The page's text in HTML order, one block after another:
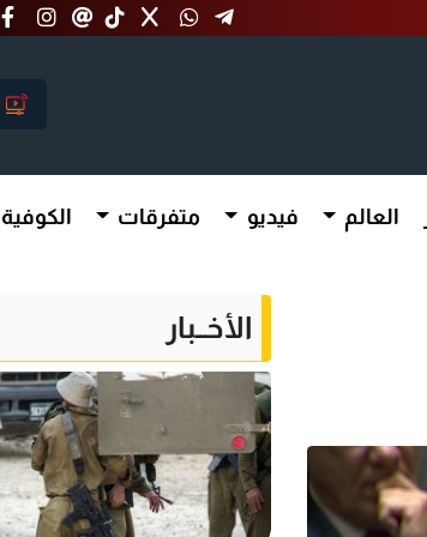
العالم فيديو متفرقات الكوفية
الأخــبار